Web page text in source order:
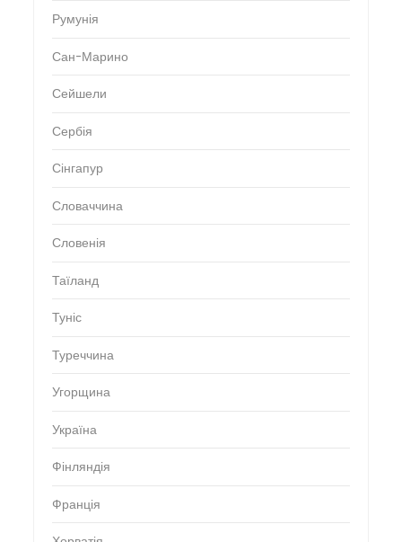
Румунія
Сан-Марино
Сейшели
Сербія
Сінгапур
Словаччина
Словенія
Таїланд
Туніс
Туреччина
Угорщина
Україна
Фінляндія
Франція